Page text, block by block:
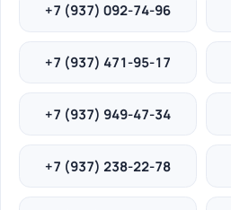
+7 (937) 092-74-96
+7 (937) 471-95-17
+7 (937) 949-47-34
+7 (937) 238-22-78